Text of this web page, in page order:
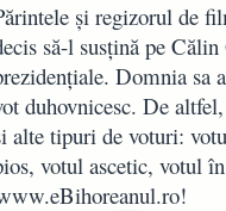
și regizorul de
să-l susțină pe Călin
Domnia sa
duhovnicesc. De
alte tipuri de voturi:
votul ascetic, votul